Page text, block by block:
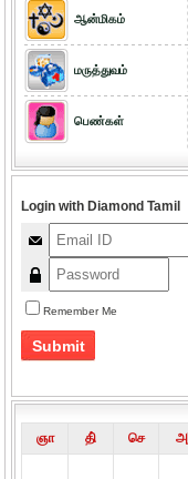
ஆன்மிகம்
மருத்துவம்
பெண்கள்
Login with Diamond Tamil
Remember Me
ஞா தி் செ அ